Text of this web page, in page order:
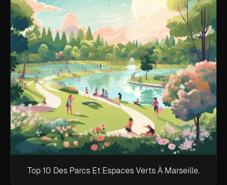
Top 10 Des Parcs Et Espaces Verts À Marseille.